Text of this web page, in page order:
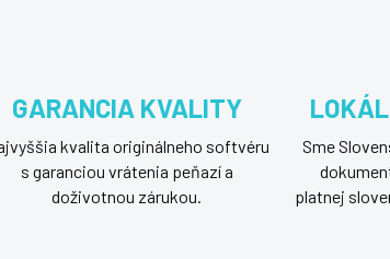
GARANCIA KVALITY
kvalita originálneho softvéru
s garanciou vrátenia peňazí a
doživotnou zárukou.
Sme
platnej